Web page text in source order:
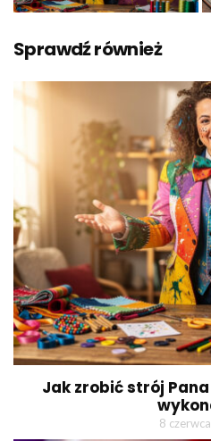
Sprawdź również
Jak zrobić strój
8